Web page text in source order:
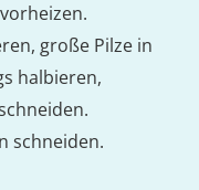
große Pilze in
halbieren,
schneiden.